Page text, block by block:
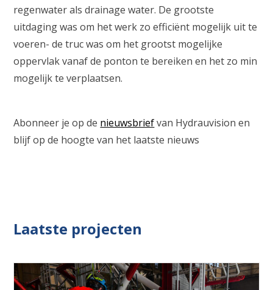
regenwater als drainage water. De grootste
uitdaging was om het werk zo efficiënt mogelijk uit te
voeren- de truc was om het grootst mogelijke
oppervlak vanaf de ponton te bereiken en het zo min
mogelijk te verplaatsen.
Abonneer je op de nieuwsbriefvan Hydrauvision en
blijf op de hoogte van het laatste nieuws
Laatste projecten